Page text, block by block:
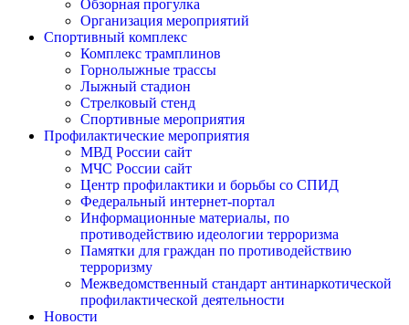
Обзорная прогулка
Организация мероприятий
Спортивный комплекс
Комплекс трамплинов
Горнолыжные трассы
Лыжный стадион
Стрелковый стенд
Спортивные мероприятия
Профилактические мероприятия
МВД России сайт
МЧС России сайт
Центр профилактики и борьбы со СПИД
Федеральный интернет-портал
Информационные материалы, по
противодействию идеологии терроризма
Памятки для граждан по противодействию
терроризму
Межведомственный стандарт антинаркотической
профилактической деятельности
Новости